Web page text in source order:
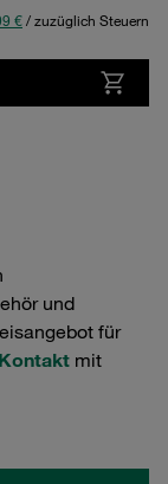
€/ zuzüglich Steuern
und
für
Kontakt mit